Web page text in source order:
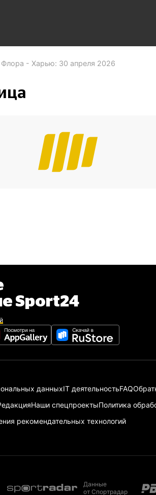
Флора - Харью: 30 апреля 2026
Sport24
данныхIT деятельностьFAQ
Наши спецпроектыПолитика
рекомендательных технологий
Данные
от Спортрадар